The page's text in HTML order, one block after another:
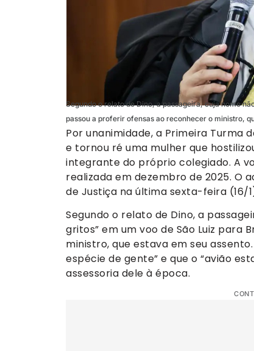
Segundo o relato de Dino, a passageira, cuja nome
passou a proferir ofensas ao reconhecer o ministro,
Por unanimidade, a Primeira Turma
e tornou ré uma mulher que
integrante do próprio colegiado. A
realizada em dezembro de 2025. O
de Justiça na última sexta-feira (16/
Segundo o relato de Dino, a
gritos” em um voo de São Luiz para
ministro, que estava em seu
espécie de gente” e que o “avião
assessoria dele à época.